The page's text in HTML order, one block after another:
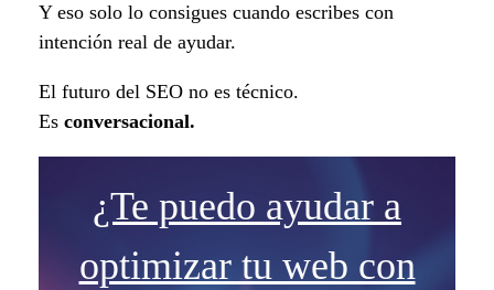
Y eso solo lo consigues cuando escribes con
intención real de ayudar.
El futuro del SEO no es técnico.
Es conversacional.
¿Te puedo ayudar a
optimizar tu web con